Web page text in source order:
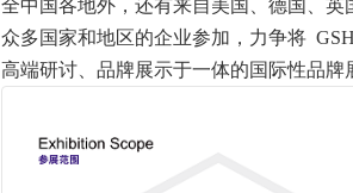
全中国各地外，还有来自美国、德国、
众多国家和地区的企业参加，力争将
高端研讨、品牌展示于一体的国际性品牌